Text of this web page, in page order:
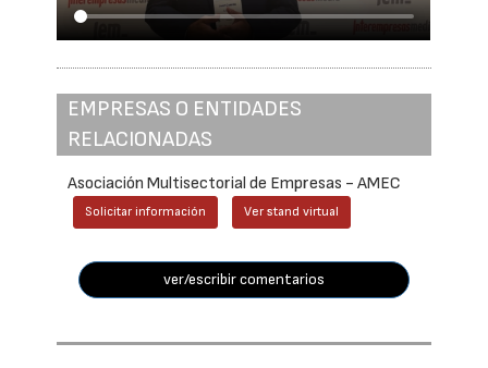
EMPRESAS O ENTIDADES
RELACIONADAS
Asociación Multisectorial de Empresas - AMEC
Solicitar información Ver stand virtual
ver/escribir comentarios